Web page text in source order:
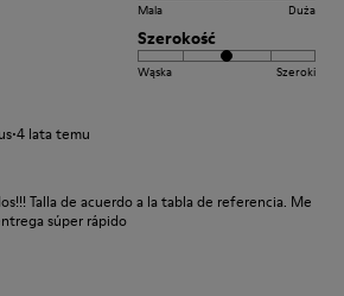
Mala Duża
Szerokość
Wąska Szeroki
·4 lata temu
Talla de acuerdo a la tabla de referencia. Me
súper rápido